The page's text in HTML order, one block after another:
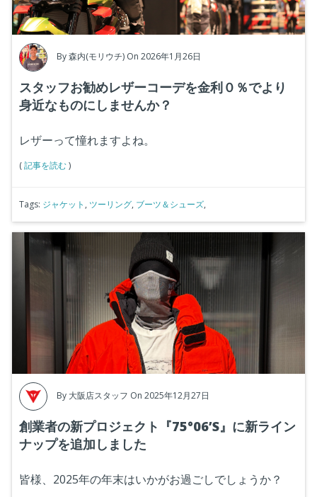
By森内(モリウチ) On 2026年1月26日
スタッフお勧めレザーコーデを金利０％でより
身近なものにしませんか？
レザーって憧れますよね。
(記事を読む)
Tags: ジャケット , ツーリング, ブーツ＆シューズ,
By 大阪店スタッフ On 2025年12月27日
創業者の新プロジェクト『75°06’S』に新ライン
ナップを追加しました
皆様、2025年の年末はいかがお過ごしでしょうか？